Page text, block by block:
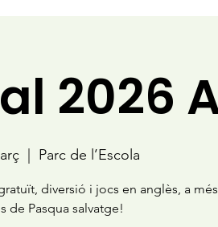
2026
  |
Parc de l’Escola
diversió i jocs en anglès, a
de Pasqua salvatge!